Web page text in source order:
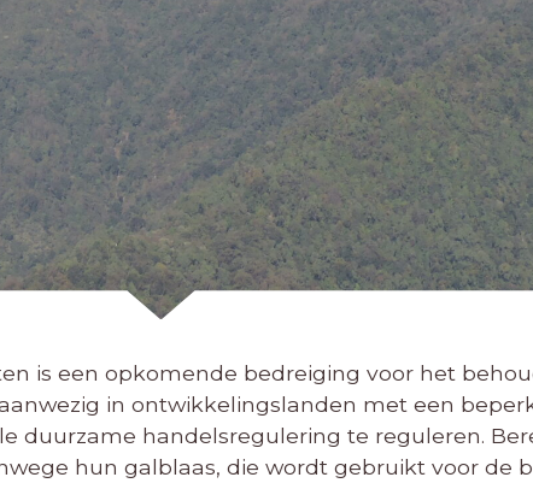
is een opkomende bedreiging voor het
in ontwikkelingslanden met een
duurzame handelsregulering te reguleren.
hun galblaas, die wordt gebruikt voor de